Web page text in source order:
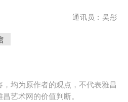
通讯员：吴彤
均为原作者的观点，不代表雅昌
艺术网的价值判断。